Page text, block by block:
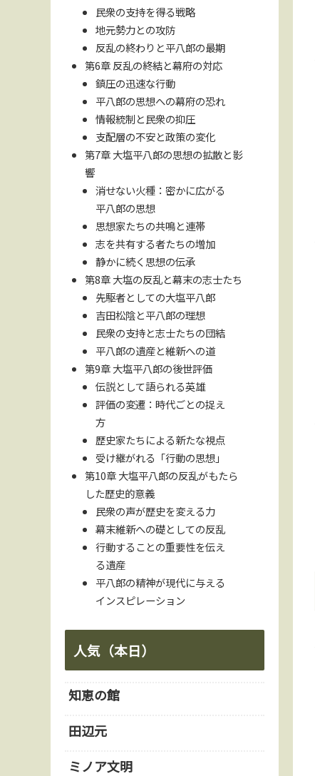
民衆の支持を得る戦略
地元勢力との攻防
反乱の終わりと平八郎の最期
第6章 反乱の終結と幕府の対応
鎮圧の迅速な行動
平八郎の思想への幕府の恐れ
情報統制と民衆の抑圧
支配層の不安と政策の変化
第7章 大塩平八郎の思想の拡散と影
響
消せない火種：密かに広がる
平八郎の思想
思想家たちの共鳴と連帯
志を共有する者たちの増加
静かに続く思想の伝承
第8章 大塩の反乱と幕末の志士たち
先駆者としての大塩平八郎
吉田松陰と平八郎の理想
民衆の支持と志士たちの団結
平八郎の遺産と維新への道
第9章 大塩平八郎の後世評価
伝説として語られる英雄
評価の変遷：時代ごとの捉え
方
歴史家たちによる新たな視点
受け継がれる「行動の思想」
第10章 大塩平八郎の反乱がもたら
した歴史的意義
民衆の声が歴史を変える力
幕末維新への礎としての反乱
行動することの重要性を伝え
る遺産
平八郎の精神が現代に与える
インスピレーション
人気（本日）
知恵の館
田辺元
ミノア文明